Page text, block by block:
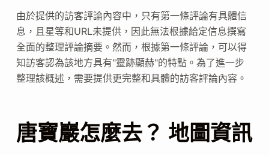
由於提供的訪客評論內容中，只有第一條評論有具體信
息，且星等和URL未提供，因此無法根據給定信息撰寫
全面的整理評論摘要。然而，根據第一條評論，可以得
知訪客認為該地方具有"靈跡顯赫"的特點。為了進一步
整理該概述，需要提供更完整和具體的訪客評論內容。
唐寶巖怎麼去？ 地圖資訊